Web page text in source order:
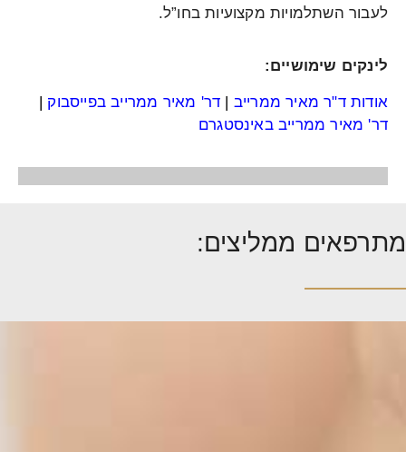
לעבור השתלמויות מקצועיות בחו”ל.
לינקים שימושיים:
אודות ד"ר מאיר ממרייב | דר' מאיר ממרייב בפייסבוק |
דר' מאיר ממרייב באינסטגרם
מתרפאים ממליצים: